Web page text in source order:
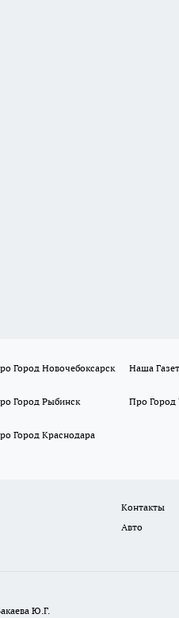
Город Новочебоксарск Наша
Город Рыбинск Про Город
Город Краснодара
Контакты
Авто
Ю.Г.